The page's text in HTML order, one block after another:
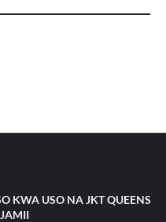
KWA USO NA JKT QUEENS